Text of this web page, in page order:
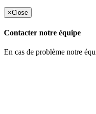
×Close
Contacter notre équipe
En cas de problème notre